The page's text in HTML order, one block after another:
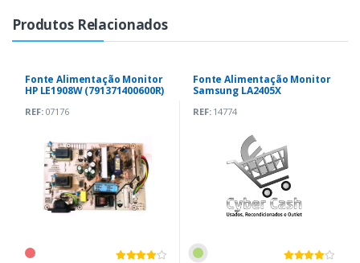
Produtos Relacionados
Fonte Alimentação Monitor
HP LE1908W (791371400600R)
REF:07176
Fonte Alimentação Monitor
Samsung LA2405X
REF:14774